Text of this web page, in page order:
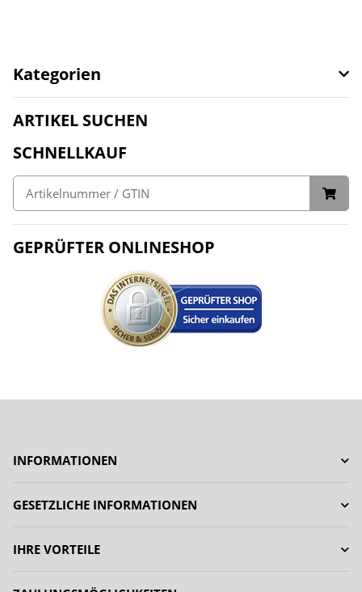
Kategorien
ARTIKEL SUCHEN
SCHNELLKAUF
GEPRÜFTER ONLINESHOP
INFORMATIONEN
GESETZLICHE INFORMATIONEN
IHRE VORTEILE